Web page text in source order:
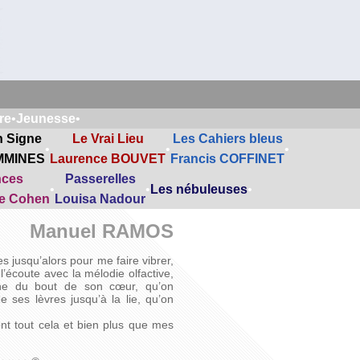
•Jeunesse•
Signe
•
Le Vrai Lieu
Laurence BOUVET
•
Les Cahiers bleus
Francis COFFINET
•
Cohen
•
Passerelles
Louisa Nadour
• Les nébuleuses•
Manuel RAMOS
jusqu’alors pour me faire vibrer,
avec la mélodie olfactive,
du bout de son cœur, qu’on
ses lèvres jusqu’à la lie, qu’on
tout cela et bien plus que mes